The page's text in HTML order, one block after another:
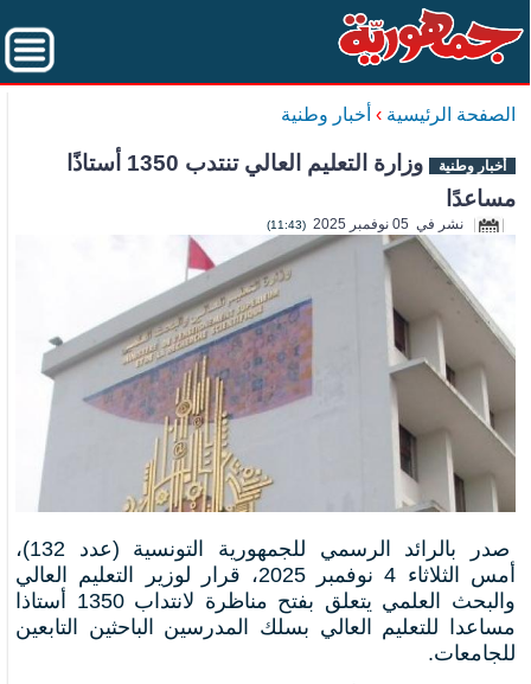
الصفحة الرئيسية › أخبار وطنية
أخبار وطنية
وزارة التعليم العالي تنتدب 1350 أستاذًا
مساعدًا
نشر في 05 نوفمبر 2025 (11:43)
صدر بالرائد الرسمي للجمهورية التونسية (عدد 132)،
أمس الثلاثاء 4 نوفمبر 2025، قرار لوزير التعليم العالي
والبحث العلمي يتعلق بفتح مناظرة لانتداب 1350 أستاذا
مساعدا للتعليم العالي بسلك المدرسين الباحثين التابعين
للجامعات.